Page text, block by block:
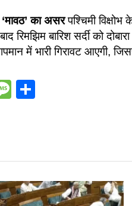
का असरपश्चिमी
रिमझिम बारिश सर्दी को
में भारी गिरावट
Message